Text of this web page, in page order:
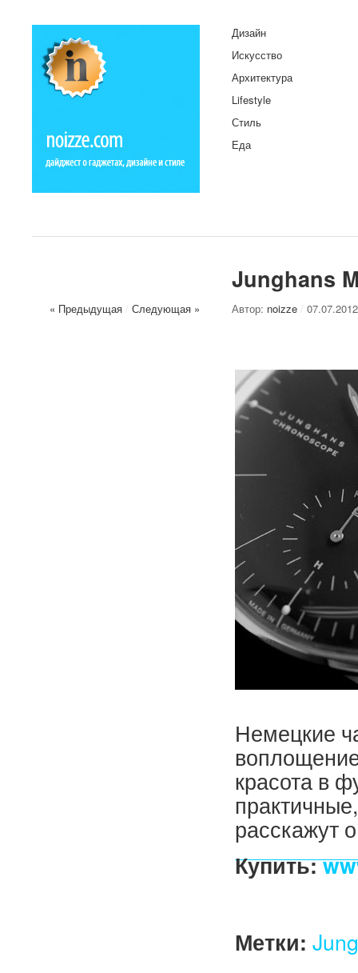
Дизайн
Искусство
Архитектура
Lifestyle
Стиль
Еда
Junghans
« Предыдущая / Следующая » Автор: noizze / 07.07.2012
Немецкие
красота в
расскажут
Купить:
Метки: